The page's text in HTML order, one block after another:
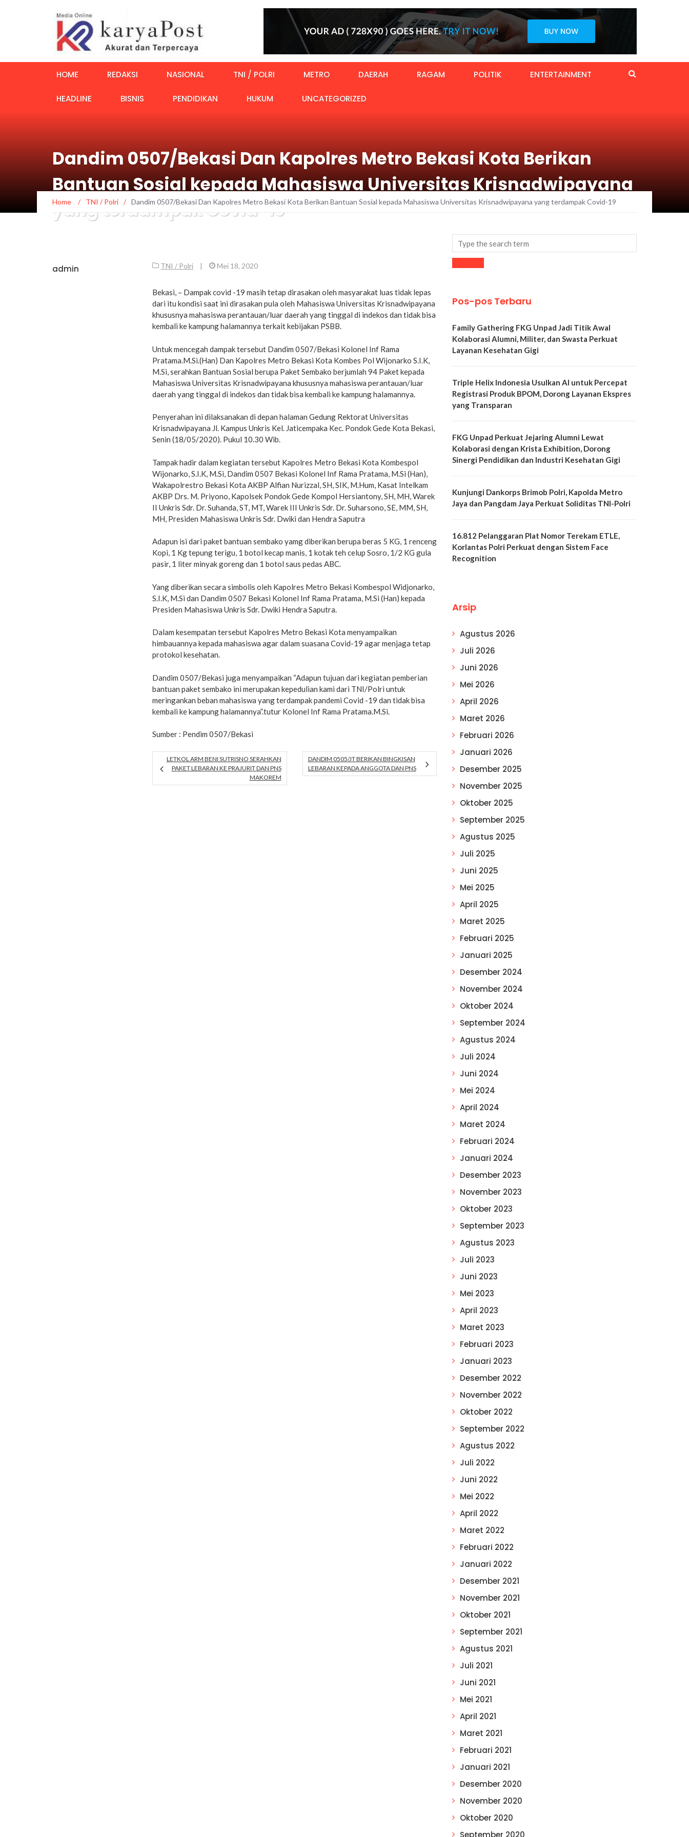
HOME REDAKSI NASIONAL TNI / POLRI METRO DAERAH RAGAM POLITIK ENTERTAINMENT
HEADLINE BISNIS PENDIDIKAN HUKUM UNCATEGORIZED
Dandim 0507/Bekasi Dan Kapolres Metro Bekasi Kota Berikan
Bantuan Sosial kepada Mahasiswa Universitas Krisnadwipayana
yang terdampak Covid-19
Home / TNI / Polri / Dandim 0507/Bekasi Dan Kapolres Metro Bekasi Kota Berikan Bantuan Sosial kepada Mahasiswa Universitas Krisnadwipayana yang terdampak Covid-19
admin TNI / Polri Mei 18, 2020
Bekasi, – Dampak covid -19 masih tetap dirasakan oleh masyarakat luas tidak lepas
dari itu kondisi saat ini dirasakan pula oleh Mahasiswa Universitas Krisnadwipayana
khususnya mahasiswa perantauan/luar daerah yang tinggal di indekos dan tidak bisa
kembali ke kampung halamannya terkait kebijakan PSBB.
Untuk mencegah dampak tersebut Dandim 0507/Bekasi Kolonel Inf Rama
Pratama.M.Si.(Han) Dan Kapolres Metro Bekasi Kota Kombes Pol Wijonarko S.I.K,
M.Si, serahkan Bantuan Sosial berupa Paket Sembako berjumlah 94 Paket kepada
Mahasiswa Universitas Krisnadwipayana khususnya mahasiswa perantauan/luar
daerah yang tinggal di indekos dan tidak bisa kembali ke kampung halamannya.
Penyerahan ini dilaksanakan di depan halaman Gedung Rektorat Universitas
Krisnadwipayana Jl. Kampus Unkris Kel. Jaticempaka Kec. Pondok Gede Kota Bekasi,
Senin (18/05/2020). Pukul 10.30 Wib.
Tampak hadir dalam kegiatan tersebut Kapolres Metro Bekasi Kota Kombespol
Wijonarko, S.I.K, M.Si, Dandim 0507 Bekasi Kolonel Inf Rama Pratama, M.Si (Han),
Wakapolrestro Bekasi Kota AKBP Alfian Nurizzal, SH, SIK, M.Hum, Kasat Intelkam
AKBP Drs. M. Priyono, Kapolsek Pondok Gede Kompol Hersiantony, SH, MH, Warek
II Unkris Sdr. Dr. Suhanda, ST, MT, Warek III Unkris Sdr. Dr. Suharsono, SE, MM, SH,
MH, Presiden Mahasiswa Unkris Sdr. Dwiki dan Hendra Saputra
Adapun isi dari paket bantuan sembako yamg diberikan berupa beras 5 KG, 1 renceng
Kopi, 1 Kg tepung terigu, 1 botol kecap manis, 1 kotak teh celup Sosro, 1/2 KG gula
pasir, 1 liter minyak goreng dan 1 botol saus pedas ABC.
Yang diberikan secara simbolis oleh Kapolres Metro Bekasi Kombespol Widjonarko,
S.I.K, M.Si dan Dandim 0507 Bekasi Kolonel Inf Rama Pratama, M.Si (Han) kepada
Presiden Mahasiswa Unkris Sdr. Dwiki Hendra Saputra.
Dalam kesempatan tersebut Kapolres Metro Bekasi Kota menyampaikan
himbauannya kepada mahasiswa agar dalam suasana Covid-19 agar menjaga tetap
protokol kesehatan.
Dandim 0507/Bekasi juga menyampaikan “Adapun tujuan dari kegiatan pemberian
bantuan paket sembako ini merupakan kepedulian kami dari TNI/Polri untuk
meringankan beban mahasiswa yang terdampak pandemi Covid -19 dan tidak bisa
kembali ke kampung halamannya”.tutur Kolonel Inf Rama Pratama.M.Si.
Sumber : Pendim 0507/Bekasi
LETKOL ARM BENI SUTRISNO SERAHKAN
PAKET LEBARAN KE PRAJURIT DAN PNS
MAKOREM
DANDIM 0505/JT BERIKAN BINGKISAN
LEBARAN KEPADA ANGGOTA DAN PNS
Pos-pos Terbaru
Family Gathering FKG Unpad Jadi Titik Awal
Kolaborasi Alumni, Militer, dan Swasta Perkuat
Layanan Kesehatan Gigi
Triple Helix Indonesia Usulkan AI untuk Percepat
Registrasi Produk BPOM, Dorong Layanan Ekspres
yang Transparan
FKG Unpad Perkuat Jejaring Alumni Lewat
Kolaborasi dengan Krista Exhibition, Dorong
Sinergi Pendidikan dan Industri Kesehatan Gigi
Kunjungi Dankorps Brimob Polri, Kapolda Metro
Jaya dan Pangdam Jaya Perkuat Soliditas TNI-Polri
16.812 Pelanggaran Plat Nomor Terekam ETLE,
Korlantas Polri Perkuat dengan Sistem Face
Recognition
Arsip
Agustus 2026
Juli 2026
Juni 2026
Mei 2026
April 2026
Maret 2026
Februari 2026
Januari 2026
Desember 2025
November 2025
Oktober 2025
September 2025
Agustus 2025
Juli 2025
Juni 2025
Mei 2025
April 2025
Maret 2025
Februari 2025
Januari 2025
Desember 2024
November 2024
Oktober 2024
September 2024
Agustus 2024
Juli 2024
Juni 2024
Mei 2024
April 2024
Maret 2024
Februari 2024
Januari 2024
Desember 2023
November 2023
Oktober 2023
September 2023
Agustus 2023
Juli 2023
Juni 2023
Mei 2023
April 2023
Maret 2023
Februari 2023
Januari 2023
Desember 2022
November 2022
Oktober 2022
September 2022
Agustus 2022
Juli 2022
Juni 2022
Mei 2022
April 2022
Maret 2022
Februari 2022
Januari 2022
Desember 2021
November 2021
Oktober 2021
September 2021
Agustus 2021
Juli 2021
Juni 2021
Mei 2021
April 2021
Maret 2021
Februari 2021
Januari 2021
Desember 2020
November 2020
Oktober 2020